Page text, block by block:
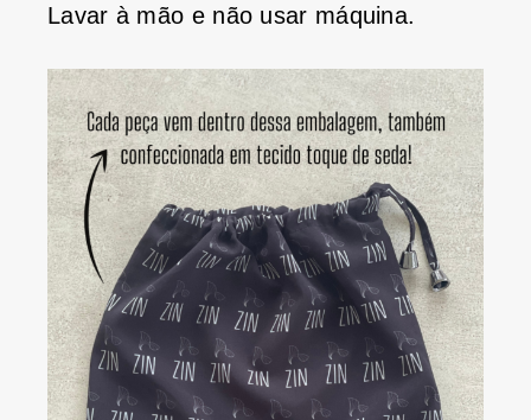
Lavar à mão e não usar máquina.